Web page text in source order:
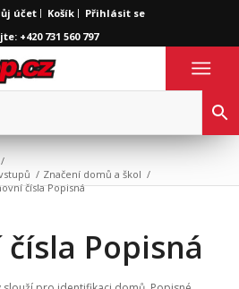
účet Košík
Přihlásit se
+420 731 560 797
/
/ Značení domů a škol /
čísla Popisná
Popisná